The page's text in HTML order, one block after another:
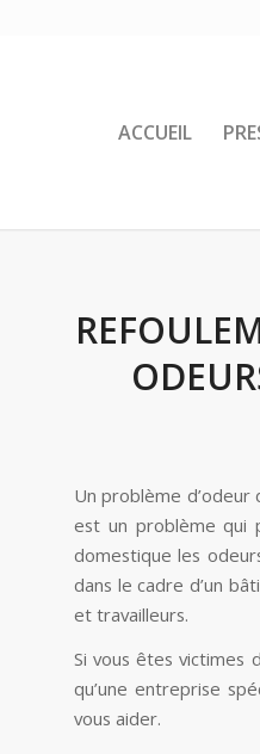
ACCUEIL
Un problème
est un problème qui
domestique les
dans le cadre d’un
et travailleurs.
Si vous êtes victimes
qu’une entreprise
vous aider.